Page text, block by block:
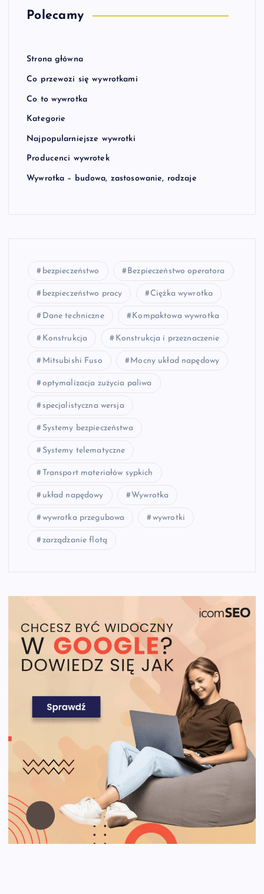
Polecamy
Strona główna
Co przewozi się wywrotkami
Co to wywrotka
Kategorie
Najpopularniejsze wywrotki
Producenci wywrotek
Wywrotka – budowa, zastosowanie, rodzaje
bezpieczeństwo Bezpieczeństwo operatora
bezpieczeństwo pracy Ciężka wywrotka
Dane techniczne Kompaktowa wywrotka
Konstrukcja Konstrukcja i przeznaczenie
Mitsubishi Fuso Mocny układ napędowy
optymalizacja zużycia paliwa
specjalistyczna wersja
Systemy bezpieczeństwa
Systemy telematyczne
Transport materiałów sypkich
układ napędowy Wywrotka
wywrotka przegubowa wywrotki
zarządzanie flotą